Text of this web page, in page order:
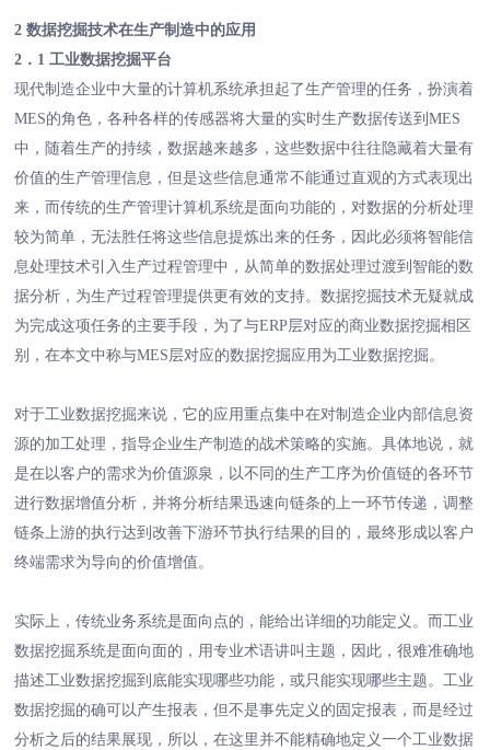
2 数据挖掘技术在生产制造中的应用
2．1 工业数据挖掘平台
现代制造企业中大量的计算机系统承担起了生产管理的任务，扮演着
MES的角色，各种各样的传感器将大量的实时生产数据传送到MES
中，随着生产的持续，数据越来越多，这些数据中往往隐藏着大量有
价值的生产管理信息，但是这些信息通常不能通过直观的方式表现出
来，而传统的生产管理计算机系统是面向功能的，对数据的分析处理
较为简单，无法胜任将这些信息提炼出来的任务，因此必须将智能信
息处理技术引入生产过程管理中，从简单的数据处理过渡到智能的数
据分析，为生产过程管理提供更有效的支持。数据挖掘技术无疑就成
为完成这项任务的主要手段，为了与ERP层对应的商业数据挖掘相区
别，在本文中称与MES层对应的数据挖掘应用为工业数据挖掘。
对于工业数据挖掘来说，它的应用重点集中在对制造企业内部信息资
源的加工处理，指导企业生产制造的战术策略的实施。具体地说，就
是在以客户的需求为价值源泉，以不同的生产工序为价值链的各环节
进行数据增值分析，并将分析结果迅速向链条的上一环节传递，调整
链条上游的执行达到改善下游环节执行结果的目的，最终形成以客户
终端需求为导向的价值增值。
实际上，传统业务系统是面向点的，能给出详细的功能定义。而工业
数据挖掘系统是面向面的，用专业术语讲叫主题，因此，很难准确地
描述工业数据挖掘到底能实现哪些功能，或只能实现哪些主题。工业
数据挖掘的确可以产生报表，但不是事先定义的固定报表，而是经过
分析之后的结果展现，所以，在这里并不能精确地定义一个工业数据